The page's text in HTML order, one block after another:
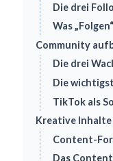
Die drei
Was
Community
Die drei
Die
TikTok als
Kreative
Content-
Das